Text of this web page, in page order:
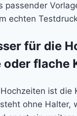
passender
echten
für die
flache
ist die
ohne Halter,